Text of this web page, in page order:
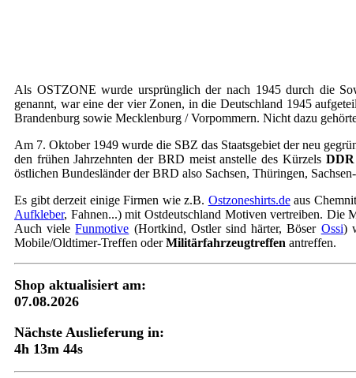
Als OSTZONE wurde ursprünglich der nach 1945 durch die
genannt, war eine der vier Zonen, in die Deutschland 1945
Brandenburg sowie Mecklenburg / Vorpommern. Nicht dazu
Am 7. Oktober 1949 wurde die SBZ das Staatsgebiet der neu
den frühen Jahrzehnten der BRD meist anstelle des Kürzels DDR
östlichen Bundesländer der BRD also Sachsen, Thüringen,
Es gibt derzeit einige Firmen wie z.B. Ostzoneshirts.deaus
Aufkleber, Fahnen...) mit Ostdeutschland Motiven vertreiben. Die
Auch vieleFunmotive (Hortkind, Ostler sind härter, Böser Ossi)
Mobile/Oldtimer-Treffen oderMilitärfahrzeugtreffen antreffen.
Shop aktualisiert am:
07.08.2026
Nächste Auslieferung in:
4h 13m 43s